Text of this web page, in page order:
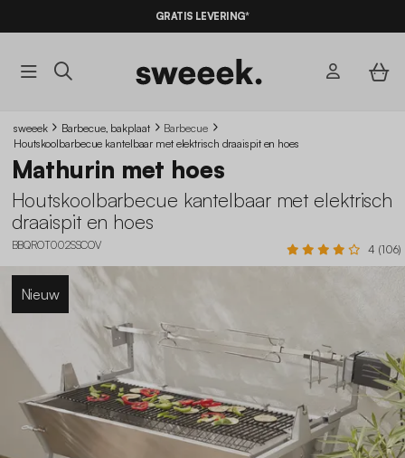
GRATIS LEVERING*
sweeek Barbecue, bakplaat
Barbecue
Houtskoolbarbecue kantelbaar met elektrisch draaispit en hoes
Mathurin met hoes
Houtskoolbarbecue kantelbaar met elektrisch
draaispit en hoes
BBQROT002SSCOV 4 (106)
Nieuw